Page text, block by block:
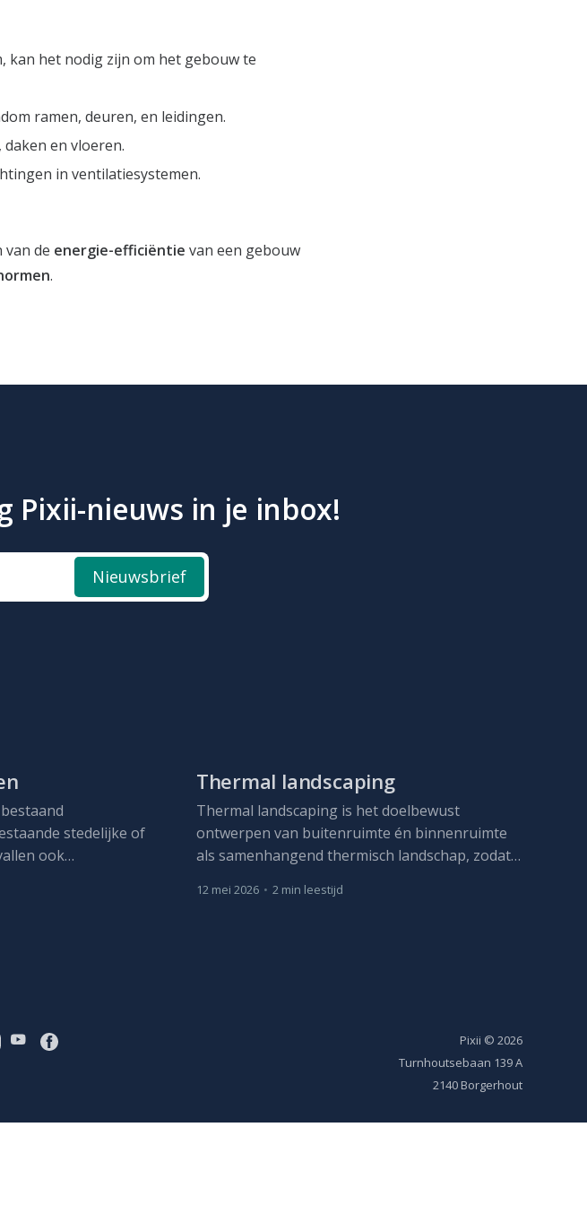
kan het nodig zijn om het gebouw te
ramen, deuren, en leidingen.
en vloeren.
in ventilatiesystemen.
de energie-efficiëntie van een gebouw
.
Pixii-nieuws in je inbox!
Nieuwsbrief
stedelijke of
ook
Thermal landscaping
Thermal landscaping is het doelbewust
ontwerpen van buitenruimte én binnenruimte
als samenhangend thermisch landschap, zodat
de warmtelast op zowel de gebouwschil als het
12 mei 2026 • 2 min leestijd
Pixii © 2026
Turnhoutsebaan 139 A
2140 Borgerhout